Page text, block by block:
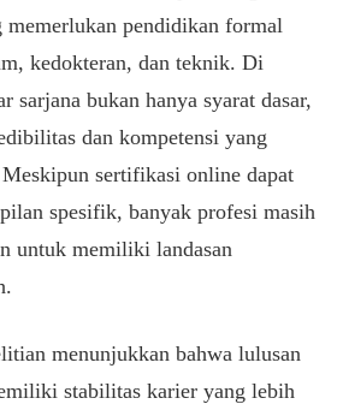
pendidikan formal
kedokteran, dan teknik. Di
sarjana bukan hanya syarat dasar,
dan kompetensi yang
sertifikasi online dapat
spesifik, banyak profesi masih
untuk memiliki landasan
menunjukkan bahwa lulusan
stabilitas karier yang lebih